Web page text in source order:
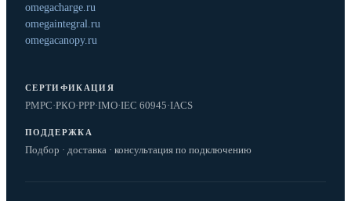
omegacharge.ru
omegaintegral.ru
omegacanopy.ru
СЕРТИФИКАЦИЯ
РМРС·РКО·РРР·IMO·IEC 60945·IACS
ПОДДЕРЖКА
Подбор · доставка · консультация по подключению